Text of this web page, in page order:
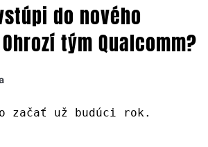
do nového
tým Qualcomm?
začať už budúci rok.